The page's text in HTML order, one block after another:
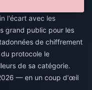
l'écart avec les
grand public pour les
de chiffrement
protocole le
de sa catégorie.
— en un coup d'œil